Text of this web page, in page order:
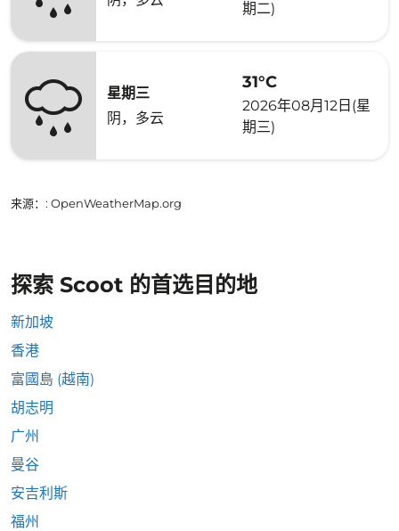
期二)
星期三
阴，多云
31°C
2026年08月12日(星
期三)
来源： : OpenWeatherMap.org
探索 Scoot 的首选目的地
新加坡
香港
富國島 (越南)
胡志明
广州
曼谷
安吉利斯
福州